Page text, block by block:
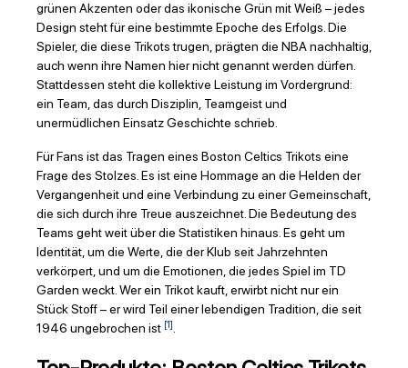
grünen Akzenten oder das ikonische Grün mit Weiß – jedes
Design steht für eine bestimmte Epoche des Erfolgs. Die
Spieler, die diese Trikots trugen, prägten die NBA nachhaltig,
auch wenn ihre Namen hier nicht genannt werden dürfen.
Stattdessen steht die kollektive Leistung im Vordergrund:
ein Team, das durch Disziplin, Teamgeist und
unermüdlichen Einsatz Geschichte schrieb.
Für Fans ist das Tragen eines Boston Celtics Trikots eine
Frage des Stolzes. Es ist eine Hommage an die Helden der
Vergangenheit und eine Verbindung zu einer Gemeinschaft,
die sich durch ihre Treue auszeichnet. Die Bedeutung des
Teams geht weit über die Statistiken hinaus. Es geht um
Identität, um die Werte, die der Klub seit Jahrzehnten
verkörpert, und um die Emotionen, die jedes Spiel im TD
Garden weckt. Wer ein Trikot kauft, erwirbt nicht nur ein
Stück Stoff – er wird Teil einer lebendigen Tradition, die seit
1946 ungebrochen ist [1].